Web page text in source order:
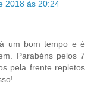
2018 às 20:24
um bom tempo e é
Parabéns pelos 7
pela frente repletos